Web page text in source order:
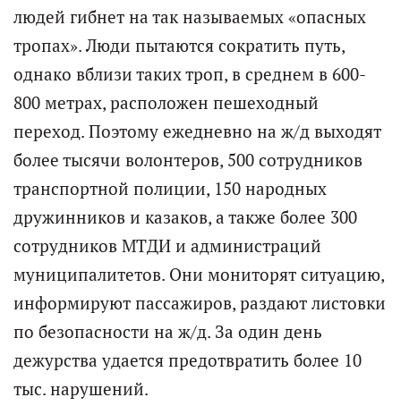
людей гибнет на так называемых «опасных
тропах». Люди пытаются сократить путь,
однако вблизи таких троп, в среднем в 600-
800 метрах, расположен пешеходный
переход. Поэтому ежедневно на ж/д выходят
более тысячи волонтеров, 500 сотрудников
транспортной полиции, 150 народных
дружинников и казаков, а также более 300
сотрудников МТДИ и администраций
муниципалитетов. Они мониторят ситуацию,
информируют пассажиров, раздают листовки
по безопасности на ж/д. За один день
дежурства удается предотвратить более 10
тыс. нарушений.